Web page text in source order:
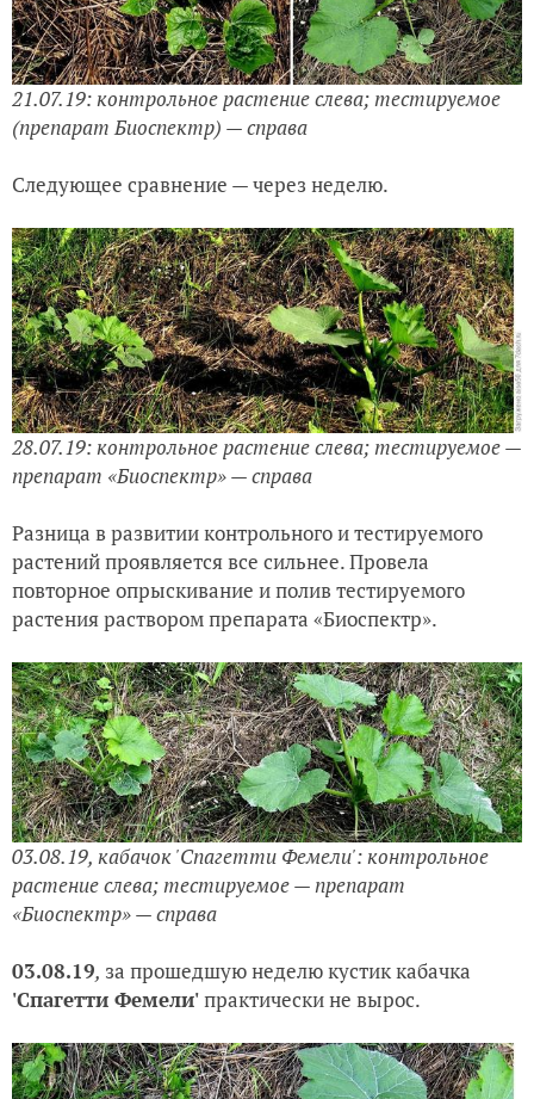
21.07.19: контрольное растение слева; тестируемое
(препарат Биоспектр) — справа
Следующее сравнение — через неделю.
28.07.19: контрольное растение слева; тестируемое —
препарат «Биоспектр» — справа
Разница в развитии контрольного и тестируемого
растений проявляется все сильнее. Провела
повторное опрыскивание и полив тестируемого
растения раствором препарата «Биоспектр».
03.08.19, кабачок 'Спагетти Фемели': контрольное
растение слева; тестируемое — препарат
«Биоспектр» — справа
03.08.19, за прошедшую неделю кустик кабачка
'Спагетти Фемели'практически не вырос.